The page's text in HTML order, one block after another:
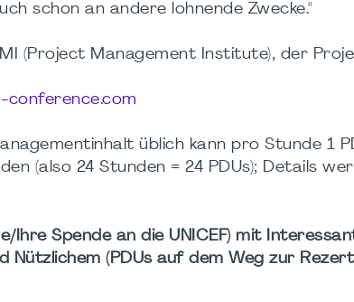
schon an andere lohnende Zwecke."
(Project Management Institute), der
üblich kann pro Stunde 1
(also 24 Stunden = 24 PDUs); Details
Ihre Spende an die UNICEF) mit
Nützlichem (PDUs auf dem Weg zur